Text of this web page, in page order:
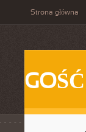
Strona główna
GOŚĆ